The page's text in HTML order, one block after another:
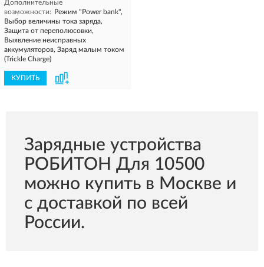
Дополнительные
возможности: Режим "Power bank",
Выбор величины тока заряда,
Защита от переполюсовки,
Выявление неисправных
аккумуляторов, Заряд малым током
(Trickle Charge)
КУПИТЬ
Зарядные устройства
РОБИТОН Для 10500
можно купить в Москве и
с доставкой по всей
России.